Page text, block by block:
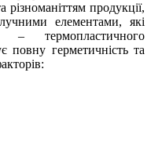
різноманіттям продукції,
елементами, які
– термопластичного
повну герметичність та